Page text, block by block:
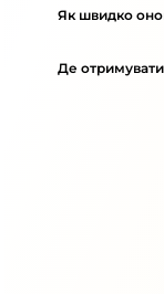
Як швидко
Де